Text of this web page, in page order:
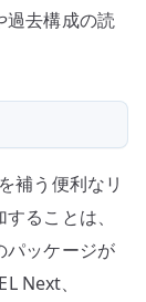
過去構成の読
補う便利なリ
ることは、
パッケージが
Next、